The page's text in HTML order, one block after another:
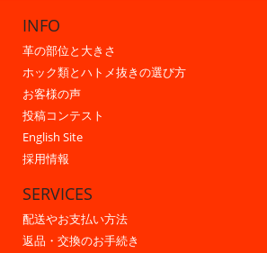
INFO
革の部位と大きさ
ホック類とハトメ抜きの選び方
お客様の声
投稿コンテスト
English Site
採用情報
SERVICES
配送やお支払い方法
返品・交換のお手続き